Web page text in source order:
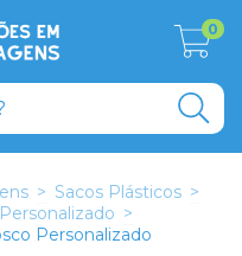
0
> Sacos Plásticos >
>
Personalizado